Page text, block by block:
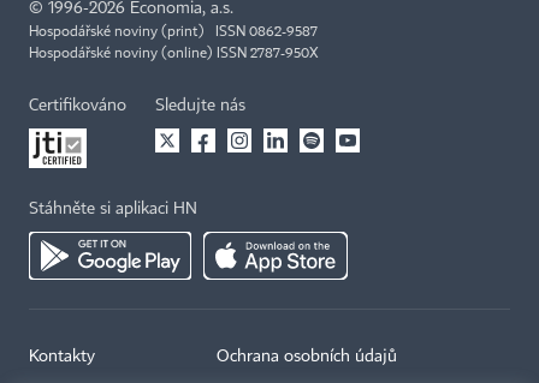
© 1996-2026 Economia, a.s.
Hospodářské noviny (print) ISSN 0862-9587
Hospodářské noviny (online) ISSN 2787-950X
Certifikováno Sledujte nás
Stáhněte si aplikaci HN
Kontakty Ochrana osobních údajů